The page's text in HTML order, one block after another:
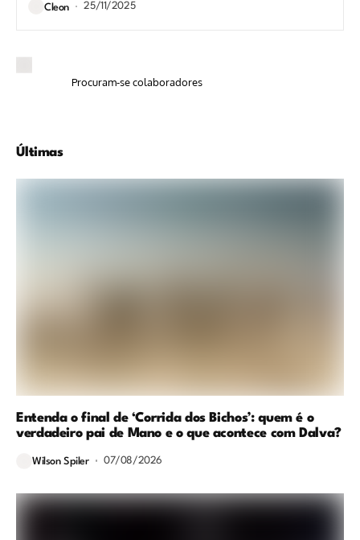
Cleon 25/11/2025
Procuram-se colaboradores
Últimas
Entenda o final de ‘Corrida dos Bichos’: quem é o
verdadeiro pai de Mano e o que acontece com Dalva?
Wilson Spiler 07/08/2026